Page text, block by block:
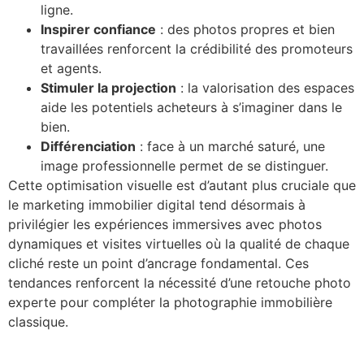
ligne.
Inspirer confiance : des photos propres et bien
travaillées renforcent la crédibilité des promoteurs
et agents.
Stimuler la projection : la valorisation des espaces
aide les potentiels acheteurs à s’imaginer dans le
bien.
Différenciation : face à un marché saturé, une
image professionnelle permet de se distinguer.
Cette optimisation visuelle est d’autant plus cruciale que
le marketing immobilier digital tend désormais à
privilégier les expériences immersives avec photos
dynamiques et visites virtuelles où la qualité de chaque
cliché reste un point d’ancrage fondamental. Ces
tendances renforcent la nécessité d’une retouche photo
experte pour compléter la photographie immobilière
classique.